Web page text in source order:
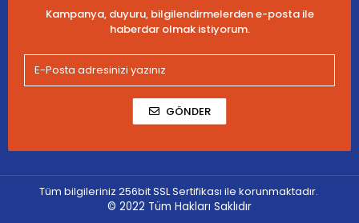
Kampanya, duyuru, bilgilendirmelerden e-posta ile
haberdar olmak istiyorum.
GÖNDER
Tüm bilgileriniz 256bit SSL Sertifikası ile korunmaktadır.
© 2022 Tüm Hakları Saklıdır